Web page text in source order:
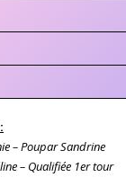
– Poupar Sandrine
– Qualifiée 1er tour